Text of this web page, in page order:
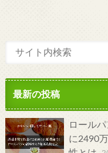
最新の投稿
ロール
に2490